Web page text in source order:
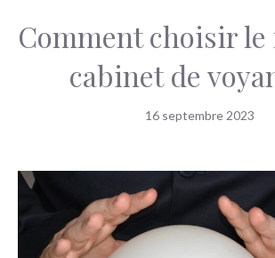
Comment choisir
cabinet de
16 septembre 2023